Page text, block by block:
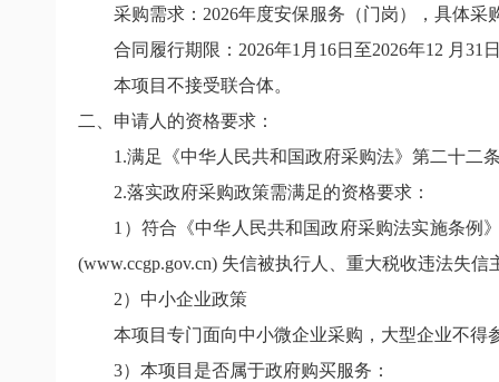
采购需求： 2026年度安保服务（门岗），具体采
合同履行期限： 2026年1 月 16日至2026年12 月 31
本项目不接受联合体。
二、申请人的资格要求：
1.满足《中华人民共和国政府采购法》第二十二
2.落实政府采购政策需满足的资格要求：
1 ）符合《中华人民共和国政府采购法实施条例
(www.ccgp.gov.cn) 失信被执行人、重大税收违法失
2）中小企业政策
本项目专门面向中小微企业采购，大型企业不
3）本项目是否属于政府购买服务：